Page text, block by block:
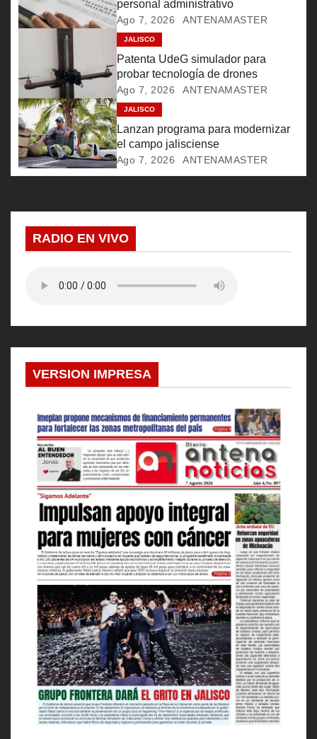
d
e
n
t
r
a
personal administrativo
Ago 7, 2026 ANTENAMASTER
JALISCO
Patenta UdeG simulador para
probar tecnología de drones
Ago 7, 2026 ANTENAMASTER
JALISCO
Lanzan programa para modernizar
el campo jalisciense
Ago 7, 2026 ANTENAMASTER
RADIO EN VIVO
VERSION IMPRESA